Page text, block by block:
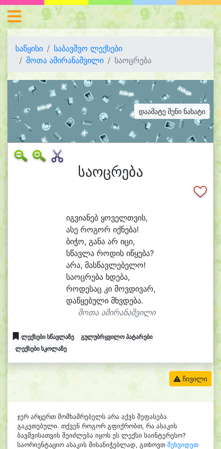
საწყისი
საბავშვო ლექსები
შოთა ამირანაშვილი
საოცრება
დაამატე შენი ნახატი
საოცრება
იგვიანებ ყოველთვის,
ასე როგორ იქნება!
ბიჭო, განა არ იცი,
სწავლა როდის იწყება?
არა, მასწავლებელო!
საოცრება ხდება,
როდესაც კი მოვდივარ,
დაწყებული მხვდება.
შოთა ამირანაშვილი
ლექსები სწავლაზე
გულუბრყვილო პატარები
ლექსები სკოლაზე
ჩივილი
ჯერ არცერთ მომხამრებელს არა აქვს შეფასება
გაკეთებული. თქვენ როგორ გფიქრობთ, რა ასაკის
ბავშვისათვის შეიძლება იყოს ეს ლექსი საინტერესო?
საორიენტაციო ასაკის მისანიჭებლად, გთხოვთ შეხვიდეთ